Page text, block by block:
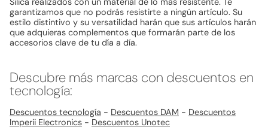
garantizamos que no podrás resistirte a ningún artículo. Su
estilo distintivo y su versatilidad harán que sus artículos harán
que adquieras complementos que formarán parte de los
accesorios clave de tu día a día.
Descubre más marcas con descuentos en
tecnología:
Descuentos tecnología - Descuentos DAM - Descuentos
Imperii Electronics - Descuentos Unotec